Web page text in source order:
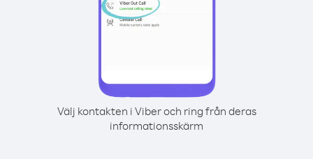
Välj kontakten i Viber och ring från deras
informationsskärm